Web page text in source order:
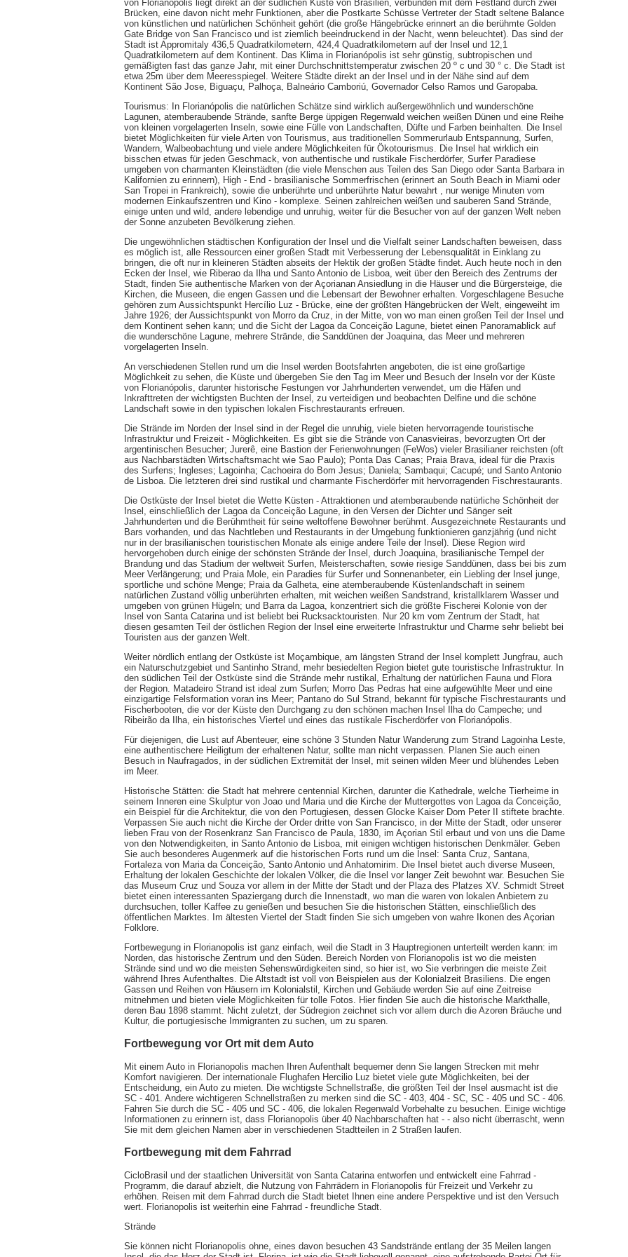
von Florianópolis liegt direkt an der südlichen Küste von Brasilien, verbunden mit dem Festland durch zwei
Brücken, eine davon nicht mehr Funktionen, aber die Postkarte Schüsse Vertreter der Stadt seltene Balance
von künstlichen und natürlichen Schönheit gehört (die große Hängebrücke erinnert an die berühmte Golden
Gate Bridge von San Francisco und ist ziemlich beeindruckend in der Nacht, wenn beleuchtet). Das sind der
Stadt ist Appromitaly 436,5 Quadratkilometern, 424,4 Quadratkilometern auf der Insel und 12,1
Quadratkilometern auf dem Kontinent. Das Klima in Florianópolis ist sehr günstig, subtropischen und
gemäßigten fast das ganze Jahr, mit einer Durchschnittstemperatur zwischen 20 º c und 30 ° c. Die Stadt ist
etwa 25m über dem Meeresspiegel. Weitere Städte direkt an der Insel und in der Nähe sind auf dem
Kontinent São Jose, Biguaçu, Palhoça, Balneário Camboriú, Governador Celso Ramos und Garopaba.
Tourismus: In Florianópolis die natürlichen Schätze sind wirklich außergewöhnlich und wunderschöne
Lagunen, atemberaubende Strände, sanfte Berge üppigen Regenwald weichen weißen Dünen und eine Reihe
von kleinen vorgelagerten Inseln, sowie eine Fülle von Landschaften, Düfte und Farben beinhalten. Die Insel
bietet Möglichkeiten für viele Arten von Tourismus, aus traditionellen Sommerurlaub Entspannung, Surfen,
Wandern, Walbeobachtung und viele andere Möglichkeiten für Ökotourismus. Die Insel hat wirklich ein
bisschen etwas für jeden Geschmack, von authentische und rustikale Fischerdörfer, Surfer Paradiese
umgeben von charmanten Kleinstädten (die viele Menschen aus Teilen des San Diego oder Santa Barbara in
Kalifornien zu erinnern), High - End - brasilianische Sommerfrischen (erinnert an South Beach in Miami oder
San Tropei in Frankreich), sowie die unberührte und unberührte Natur bewahrt , nur wenige Minuten vom
modernen Einkaufszentren und Kino - komplexe. Seinen zahlreichen weißen und sauberen Sand Strände,
einige unten und wild, andere lebendige und unruhig, weiter für die Besucher von auf der ganzen Welt neben
der Sonne anzubeten Bevölkerung ziehen.
Die ungewöhnlichen städtischen Konfiguration der Insel und die Vielfalt seiner Landschaften beweisen, dass
es möglich ist, alle Ressourcen einer großen Stadt mit Verbesserung der Lebensqualität in Einklang zu
bringen, die oft nur in kleineren Städten abseits der Hektik der großen Städte findet. Auch heute noch in den
Ecken der Insel, wie Riberao da Ilha und Santo Antonio de Lisboa, weit über den Bereich des Zentrums der
Stadt, finden Sie authentische Marken von der Açorianan Ansiedlung in die Häuser und die Bürgersteige, die
Kirchen, die Museen, die engen Gassen und die Lebensart der Bewohner erhalten. Vorgeschlagene Besuche
gehören zum Aussichtspunkt Hercílio Luz - Brücke, eine der größten Hängebrücken der Welt, eingeweiht im
Jahre 1926; der Aussichtspunkt von Morro da Cruz, in der Mitte, von wo man einen großen Teil der Insel und
dem Kontinent sehen kann; und die Sicht der Lagoa da Conceição Lagune, bietet einen Panoramablick auf
die wunderschöne Lagune, mehrere Strände, die Sanddünen der Joaquina, das Meer und mehreren
vorgelagerten Inseln.
An verschiedenen Stellen rund um die Insel werden Bootsfahrten angeboten, die ist eine großartige
Möglichkeit zu sehen, die Küste und übergeben Sie den Tag im Meer und Besuch der Inseln vor der Küste
von Florianópolis, darunter historische Festungen vor Jahrhunderten verwendet, um die Häfen und
Inkrafttreten der wichtigsten Buchten der Insel, zu verteidigen und beobachten Delfine und die schöne
Landschaft sowie in den typischen lokalen Fischrestaurants erfreuen.
Die Strände im Norden der Insel sind in der Regel die unruhig, viele bieten hervorragende touristische
Infrastruktur und Freizeit - Möglichkeiten. Es gibt sie die Strände von Canasvieiras, bevorzugten Ort der
argentinischen Besucher; Jurerê, eine Bastion der Ferienwohnungen (FeWos) vieler Brasilianer reichsten (oft
aus Nachbarstädten Wirtschaftsmacht wie Sao Paulo); Ponta Das Canas; Praia Brava, ideal für die Praxis
des Surfens; Ingleses; Lagoinha; Cachoeira do Bom Jesus; Daniela; Sambaqui; Cacupé; und Santo Antonio
de Lisboa. Die letzteren drei sind rustikal und charmante Fischerdörfer mit hervorragenden Fischrestaurants.
Die Ostküste der Insel bietet die Wette Küsten - Attraktionen und atemberaubende natürliche Schönheit der
Insel, einschließlich der Lagoa da Conceição Lagune, in den Versen der Dichter und Sänger seit
Jahrhunderten und die Berühmtheit für seine weltoffene Bewohner berühmt. Ausgezeichnete Restaurants und
Bars vorhanden, und das Nachtleben und Restaurants in der Umgebung funktionieren ganzjährig (und nicht
nur in der brasilianischen touristischen Monate als einige andere Teile der Insel). Diese Region wird
hervorgehoben durch einige der schönsten Strände der Insel, durch Joaquina, brasilianische Tempel der
Brandung und das Stadium der weltweit Surfen, Meisterschaften, sowie riesige Sanddünen, dass bei bis zum
Meer Verlängerung; und Praia Mole, ein Paradies für Surfer und Sonnenanbeter, ein Liebling der Insel junge,
sportliche und schöne Menge; Praia da Galheta, eine atemberaubende Küstenlandschaft in seinem
natürlichen Zustand völlig unberührten erhalten, mit weichen weißen Sandstrand, kristallklarem Wasser und
umgeben von grünen Hügeln; und Barra da Lagoa, konzentriert sich die größte Fischerei Kolonie von der
Insel von Santa Catarina und ist beliebt bei Rucksacktouristen. Nur 20 km vom Zentrum der Stadt, hat
diesen gesamten Teil der östlichen Region der Insel eine erweiterte Infrastruktur und Charme sehr beliebt bei
Touristen aus der ganzen Welt.
Weiter nördlich entlang der Ostküste ist Moçambique, am längsten Strand der Insel komplett Jungfrau, auch
ein Naturschutzgebiet und Santinho Strand, mehr besiedelten Region bietet gute touristische Infrastruktur. In
den südlichen Teil der Ostküste sind die Strände mehr rustikal, Erhaltung der natürlichen Fauna und Flora
der Region. Matadeiro Strand ist ideal zum Surfen; Morro Das Pedras hat eine aufgewühlte Meer und eine
einzigartige Felsformation voran ins Meer; Pantano do Sul Strand, bekannt für typische Fischrestaurants und
Fischerbooten, die vor der Küste den Durchgang zu den schönen machen Insel Ilha do Campeche; und
Ribeirão da Ilha, ein historisches Viertel und eines das rustikale Fischerdörfer von Florianópolis.
Für diejenigen, die Lust auf Abenteuer, eine schöne 3 Stunden Natur Wanderung zum Strand Lagoinha Leste,
eine authentischere Heiligtum der erhaltenen Natur, sollte man nicht verpassen. Planen Sie auch einen
Besuch in Naufragados, in der südlichen Extremität der Insel, mit seinen wilden Meer und blühendes Leben
im Meer.
Historische Stätten: die Stadt hat mehrere centennial Kirchen, darunter die Kathedrale, welche Tierheime in
seinem Inneren eine Skulptur von Joao und Maria und die Kirche der Muttergottes von Lagoa da Conceição,
ein Beispiel für die Architektur, die von den Portugiesen, dessen Glocke Kaiser Dom Peter II stiftete brachte.
Verpassen Sie auch nicht die Kirche der Order dritte von San Francisco, in der Mitte der Stadt, oder unserer
lieben Frau von der Rosenkranz San Francisco de Paula, 1830, im Açorian Stil erbaut und von uns die Dame
von den Notwendigkeiten, in Santo Antonio de Lisboa, mit einigen wichtigen historischen Denkmäler. Geben
Sie auch besonderes Augenmerk auf die historischen Forts rund um die Insel: Santa Cruz, Santana,
Fortaleza von Maria da Conceição, Santo Antonio und Anhatomirim. Die Insel bietet auch diverse Museen,
Erhaltung der lokalen Geschichte der lokalen Völker, die die Insel vor langer Zeit bewohnt war. Besuchen Sie
das Museum Cruz und Souza vor allem in der Mitte der Stadt und der Plaza des Platzes XV. Schmidt Street
bietet einen interessanten Spaziergang durch die Innenstadt, wo man die waren von lokalen Anbietern zu
durchsuchen, toller Kaffee zu genießen und besuchen Sie die historischen Stätten, einschließlich des
öffentlichen Marktes. Im ältesten Viertel der Stadt finden Sie sich umgeben von wahre Ikonen des Açorian
Folklore.
Fortbewegung in Florianopolis ist ganz einfach, weil die Stadt in 3 Hauptregionen unterteilt werden kann: im
Norden, das historische Zentrum und den Süden. Bereich Norden von Florianopolis ist wo die meisten
Strände sind und wo die meisten Sehenswürdigkeiten sind, so hier ist, wo Sie verbringen die meiste Zeit
während Ihres Aufenthaltes. Die Altstadt ist voll von Beispielen aus der Kolonialzeit Brasiliens. Die engen
Gassen und Reihen von Häusern im Kolonialstil, Kirchen und Gebäude werden Sie auf eine Zeitreise
mitnehmen und bieten viele Möglichkeiten für tolle Fotos. Hier finden Sie auch die historische Markthalle,
deren Bau 1898 stammt. Nicht zuletzt, der Südregion zeichnet sich vor allem durch die Azoren Bräuche und
Kultur, die portugiesische Immigranten zu suchen, um zu sparen.
Fortbewegung vor Ort mit dem Auto
Mit einem Auto in Florianopolis machen Ihren Aufenthalt bequemer denn Sie langen Strecken mit mehr
Komfort navigieren. Der internationale Flughafen Hercilio Luz bietet viele gute Möglichkeiten, bei der
Entscheidung, ein Auto zu mieten. Die wichtigste Schnellstraße, die größten Teil der Insel ausmacht ist die
SC - 401. Andere wichtigeren Schnellstraßen zu merken sind die SC - 403, 404 - SC, SC - 405 und SC - 406.
Fahren Sie durch die SC - 405 und SC - 406, die lokalen Regenwald Vorbehalte zu besuchen. Einige wichtige
Informationen zu erinnern ist, dass Florianopolis über 40 Nachbarschaften hat - - also nicht überrascht, wenn
Sie mit dem gleichen Namen aber in verschiedenen Stadtteilen in 2 Straßen laufen.
Fortbewegung mit dem Fahrrad
CicloBrasil und der staatlichen Universität von Santa Catarina entworfen und entwickelt eine Fahrrad -
Programm, die darauf abzielt, die Nutzung von Fahrrädern in Florianopolis für Freizeit und Verkehr zu
erhöhen. Reisen mit dem Fahrrad durch die Stadt bietet Ihnen eine andere Perspektive und ist den Versuch
wert. Florianopolis ist weiterhin eine Fahrrad - freundliche Stadt.
Strände
Sie können nicht Florianopolis ohne, eines davon besuchen 43 Sandstrände entlang der 35 Meilen langen